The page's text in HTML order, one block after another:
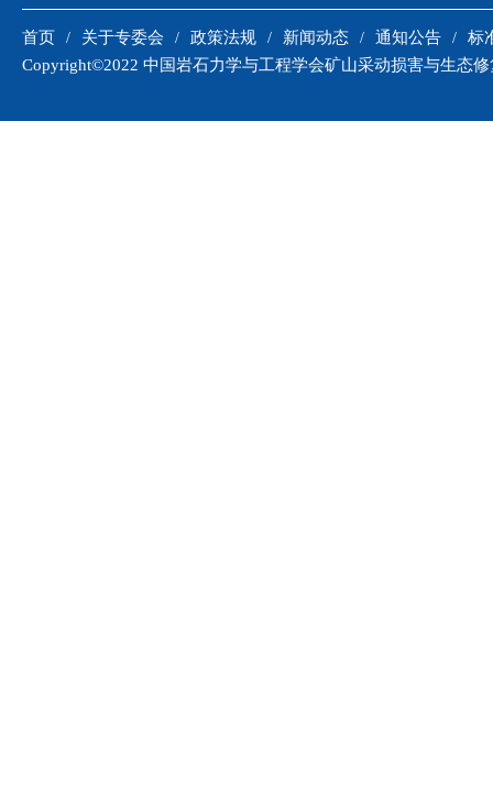
首页 关于专委会 政策法规 新闻动态 通知公告
标
Copyright©2022 中国岩石力学与工程学会矿山采动损害与生态